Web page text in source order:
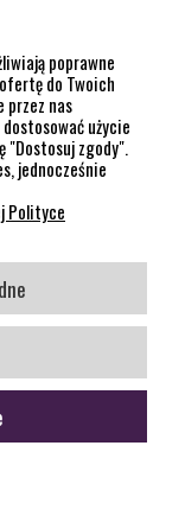
poprawne
do Twoich
przez nas
użycie
"Dostosuj zgody".
jednocześnie
Polityce